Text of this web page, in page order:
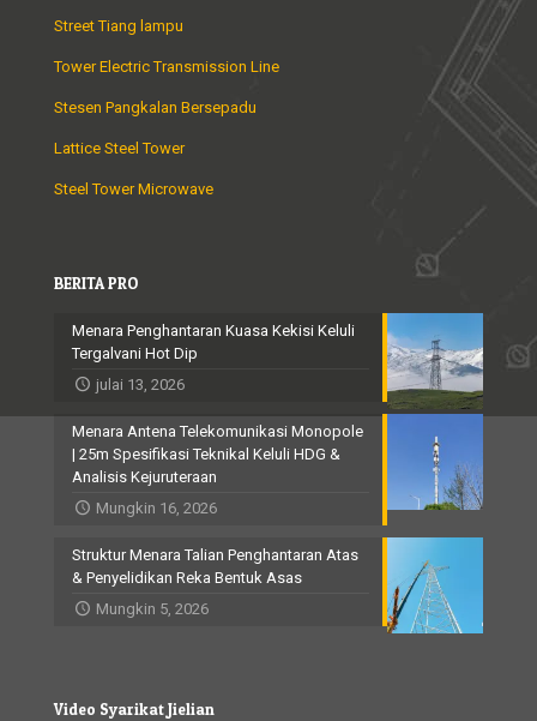
Street Tiang lampu
Tower Electric Transmission Line
Stesen Pangkalan Bersepadu
Lattice Steel Tower
Steel Tower Microwave
BERITA PRO
Menara Penghantaran Kuasa Kekisi Keluli
Tergalvani Hot Dip
julai 13, 2026
Menara Antena Telekomunikasi Monopole
| 25m Spesifikasi Teknikal Keluli HDG &
Analisis Kejuruteraan
Mungkin 16, 2026
Struktur Menara Talian Penghantaran Atas
& Penyelidikan Reka Bentuk Asas
Mungkin 5, 2026
Video Syarikat Jielian